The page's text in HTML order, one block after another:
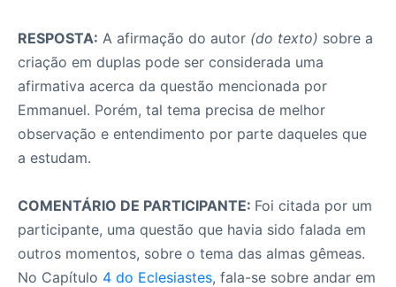
RESPOSTA: A afirmação do autor (do texto) sobre a
criação em duplas pode ser considerada uma
afirmativa acerca da questão mencionada por
Emmanuel. Porém, tal tema precisa de melhor
observação e entendimento por parte daqueles que
a estudam.
COMENTÁRIO DE PARTICIPANTE: Foi citada por um
participante, uma questão que havia sido falada em
outros momentos, sobre o tema das almas gêmeas.
No Capítulo 4 do Eclesiastes, fala-se sobre andar em